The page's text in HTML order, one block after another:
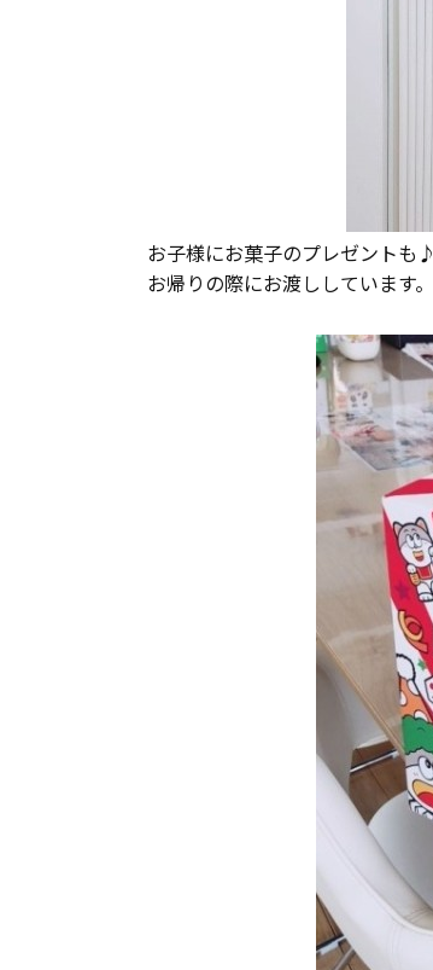
お子様にお菓子のプレゼントも♪
お帰りの際にお渡ししています。